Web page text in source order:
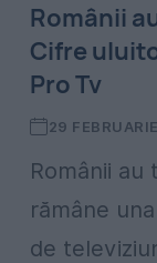
Românii
Cifre
Pro Tv
29
Românii
rămâne
de